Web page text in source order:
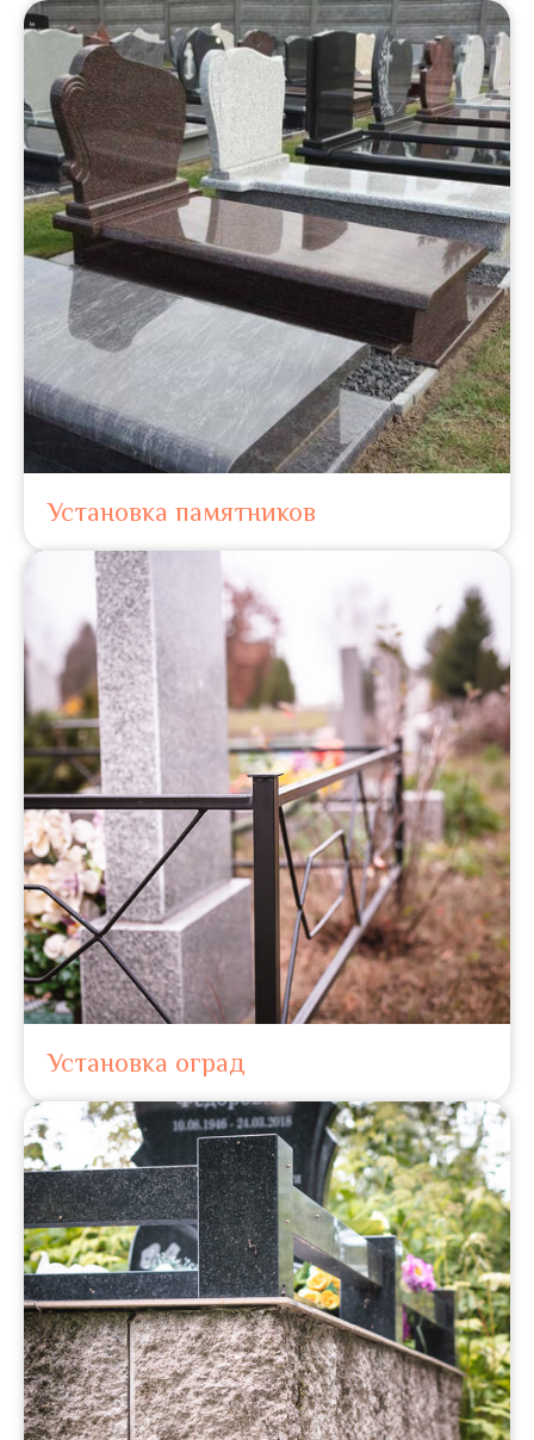
Установка памятников
Установка оград